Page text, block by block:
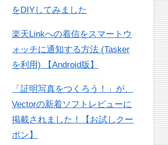
をDIYしてみました
楽天Linkへの着信をスマートウ
ォッチに通知する方法 (Tasker
を利用) 【Android版】
「証明写真をつくろう！」が、
Vectorの新着ソフトレビューに
掲載されました！【お試しクー
ポン】